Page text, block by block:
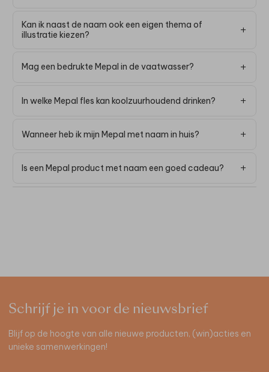
Kan ik naast de naam ook een eigen thema of
illustratie kiezen?
Mag een bedrukte Mepal in de vaatwasser?
In welke Mepal fles kan koolzuurhoudend drinken?
Wanneer heb ik mijn Mepal met naam in huis?
Is een Mepal product met naam een goed cadeau?
Schrijf je in voor de nieuwsbrief
Blijf op de hoogte van alle nieuwe producten, (win)acties en
unieke samenwerkingen!